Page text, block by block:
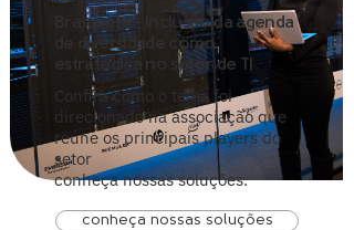
Brasscom - Inclusão da agenda
de diversidade como
estratégica no setor de TI
Confira como o tema foi
direcionado na associação que
reúne os principais players do
setor
conheça nossas soluções.
conheça nossas soluções